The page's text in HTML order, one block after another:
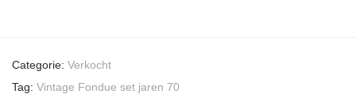
Categorie: Verkocht
Tag: Vintage Fondue set jaren 70